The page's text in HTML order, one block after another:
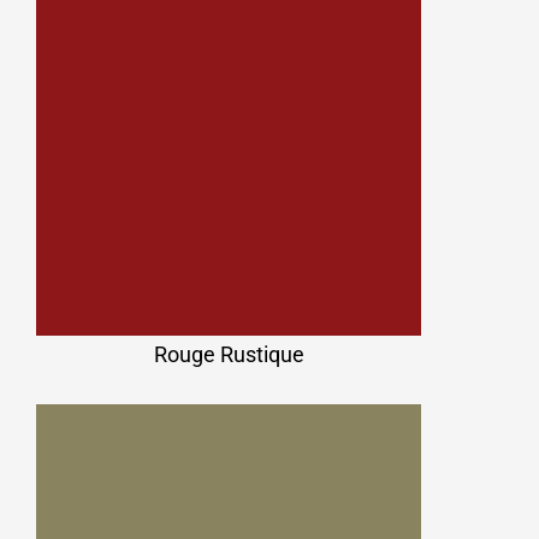
Rouge Rustique